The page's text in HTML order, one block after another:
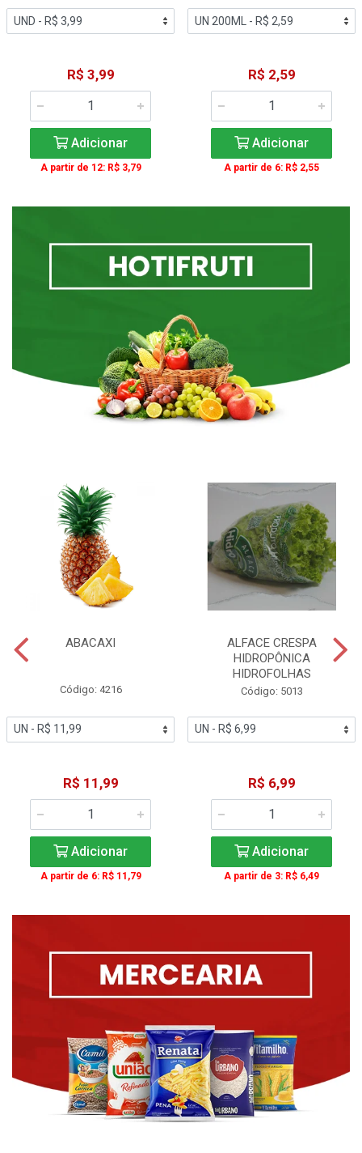
R$ 3,99
Adicionar
A partir de 12: R$ 3,79
R$ 2,59
Adicionar
A partir de 6: R$ 2,55
ABACAXI
Código: 4216
R$ 11,99
Adicionar
A partir de 6: R$ 11,79
ALFACE CRESPA
HIDROPÔNICA
HIDROFOLHAS
Código: 5013
R$ 6,99
Adicionar
A partir de 3: R$ 6,49